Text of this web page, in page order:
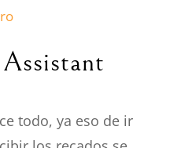
todo, ya eso de ir